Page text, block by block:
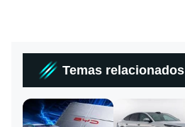
Temas relacionados